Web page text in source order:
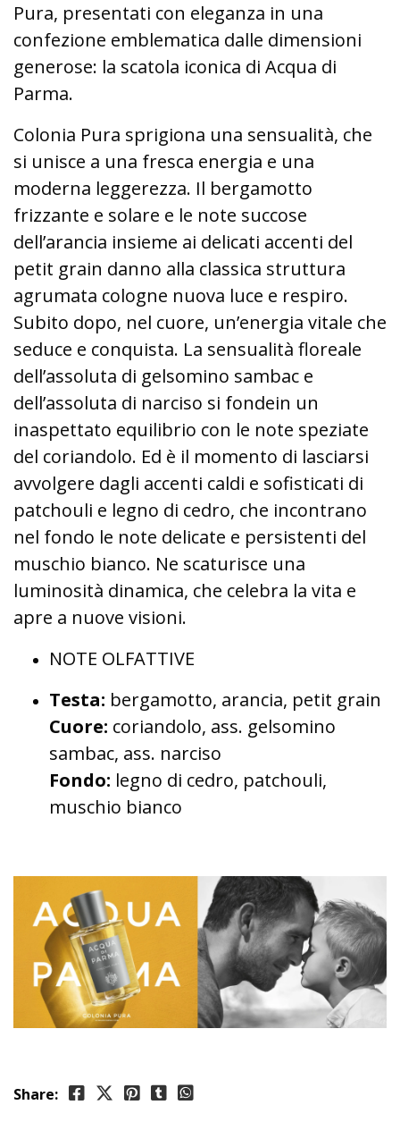
Pura, presentati con eleganza in una
confezione emblematica dalle dimensioni
generose: la scatola iconica di Acqua di
Parma.
Colonia Pura sprigiona una sensualità, che
si unisce a una fresca energia e una
moderna leggerezza. Il bergamotto
frizzante e solare e le note succose
dell’arancia insieme ai delicati accenti del
petit grain danno alla classica struttura
agrumata cologne nuova luce e respiro.
Subito dopo, nel cuore, un’energia vitale che
seduce e conquista. La sensualità floreale
dell’assoluta di gelsomino sambac e
dell’assoluta di narciso si fondein un
inaspettato equilibrio con le note speziate
del coriandolo. Ed è il momento di lasciarsi
avvolgere dagli accenti caldi e sofisticati di
patchouli e legno di cedro, che incontrano
nel fondo le note delicate e persistenti del
muschio bianco. Ne scaturisce una
luminosità dinamica, che celebra la vita e
apre a nuove visioni.
NOTE OLFATTIVE
Testa: bergamotto, arancia, petit grain
Cuore: coriandolo, ass. gelsomino
sambac, ass. narciso
Fondo: legno di cedro, patchouli,
muschio bianco
Share: